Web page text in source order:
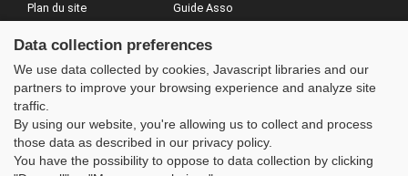
Plan du site
Mentions légales
Administration
Guide Asso
Inscriptions évènements
Data collection preferences
We use data collected by cookies, Javascript libraries and our
partners to improve your browsing experience and analyze site
traffic.
By using our website, you're allowing us to collect and process
those data as described in our privacy policy.
You have the possibility to oppose to data collection by clicking